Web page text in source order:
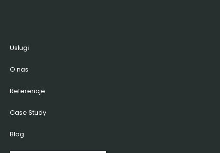
Usługi
O nas
Referencje
Case Study
Blog